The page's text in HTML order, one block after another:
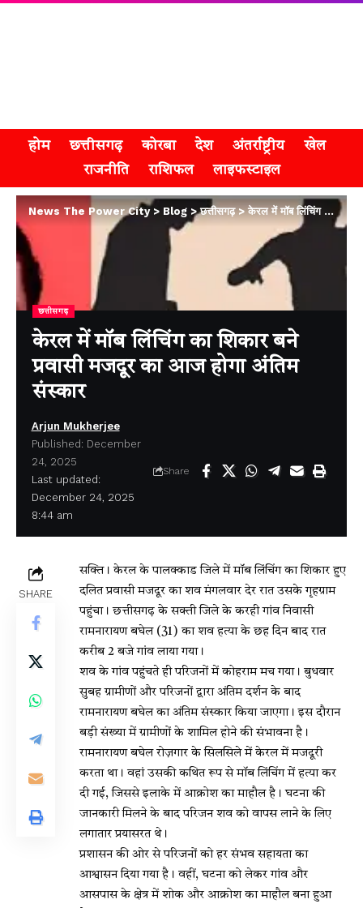
होम छत्तीसगढ़ कोरबा देश अंतर्राष्ट्रीय
खेल
राजनीति
राशिफल लाइफस्टाइल
News The Power City> Blog >छत्तीसगढ़>केरल में मॉब लिंचिंग का शिकार बने प्रवासी मजदूर का आज होगा अंतिम संस्कार
छत्तीसगढ़
केरल में मॉब लिंचिंग का शिकार बने
प्रवासी मजदूर का आज होगा अंतिम
संस्कार
Last updated:
December 24, 2025
8:44 am
Arjun Mukherjee
Published: December
24, 2025
Share
SHARE
सक्ति। केरल के पालक्काड जिले में मॉब लिंचिंग का शिकार हुए
दलित प्रवासी मजदूर का शव मंगलवार देर रात उसके गृहग्राम
पहुंचा। छत्तीसगढ़ के सक्ती जिले के करही गांव निवासी
रामनारायण बघेल (31) का शव हत्या के छह दिन बाद रात
करीब 2 बजे गांव लाया गया।
शव के गांव पहुंचते ही परिजनों में कोहराम मच गया। बुधवार
सुबह ग्रामीणों और परिजनों द्वारा अंतिम दर्शन के बाद
रामनारायण बघेल का अंतिम संस्कार किया जाएगा। इस दौरान
बड़ी संख्या में ग्रामीणों के शामिल होने की संभावना है।
रामनारायण बघेल रोज़गार के सिलसिले में केरल में मजदूरी
करता था। वहां उसकी कथित रूप से मॉब लिंचिंग में हत्या कर
दी गई, जिससे इलाके में आक्रोश का माहौल है। घटना की
जानकारी मिलने के बाद परिजन शव को वापस लाने के लिए
लगातार प्रयासरत थे।
प्रशासन की ओर से परिजनों को हर संभव सहायता का
आश्वासन दिया गया है। वहीं, घटना को लेकर गांव और
आसपास के क्षेत्र में शोक और आक्रोश का माहौल बना हुआ